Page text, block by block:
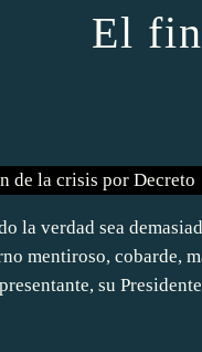
El
la verdad sea
mentiroso, cobarde,
su